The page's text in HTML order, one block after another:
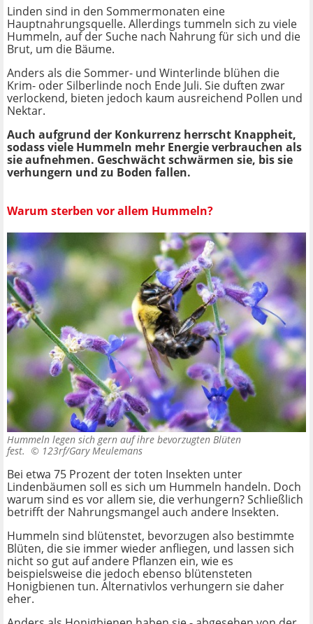
Linden sind in den Sommermonaten eine
Hauptnahrungsquelle. Allerdings tummeln sich zu viele
Hummeln, auf der Suche nach Nahrung für sich und die
Brut, um die Bäume.
Anders als die Sommer- und Winterlinde blühen die
Krim- oder Silberlinde noch Ende Juli. Sie duften zwar
verlockend, bieten jedoch kaum ausreichend Pollen und
Nektar.
Auch aufgrund der Konkurrenz herrscht Knappheit,
sodass viele Hummeln mehr Energie verbrauchen als
sie aufnehmen. Geschwächt schwärmen sie, bis sie
verhungern und zu Boden fallen.
Warum sterben vor allem Hummeln?
Hummeln legen sich gern auf ihre bevorzugten Blüten
fest. © 123rf/Gary Meulemans
Bei etwa 75 Prozent der toten Insekten unter
Lindenbäumen soll es sich um Hummeln handeln. Doch
warum sind es vor allem sie, die verhungern? Schließlich
betrifft der Nahrungsmangel auch andere Insekten.
Hummeln sind blütenstet, bevorzugen also bestimmte
Blüten, die sie immer wieder anfliegen, und lassen sich
nicht so gut auf andere Pflanzen ein, wie es
beispielsweise die jedoch ebenso blütensteten
Honigbienen tun. Alternativlos verhungern sie daher
eher.